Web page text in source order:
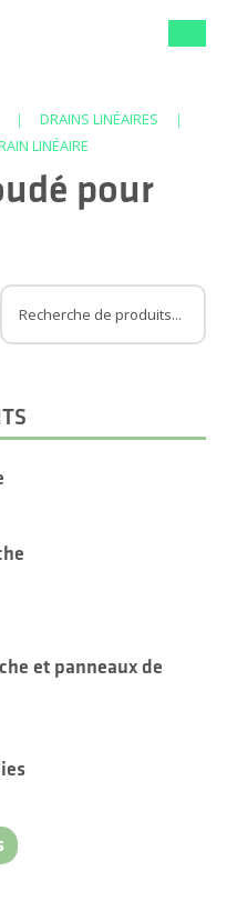
| DRAINS LINÉAIRES
|
LINÉAIRE
pour
et panneaux de